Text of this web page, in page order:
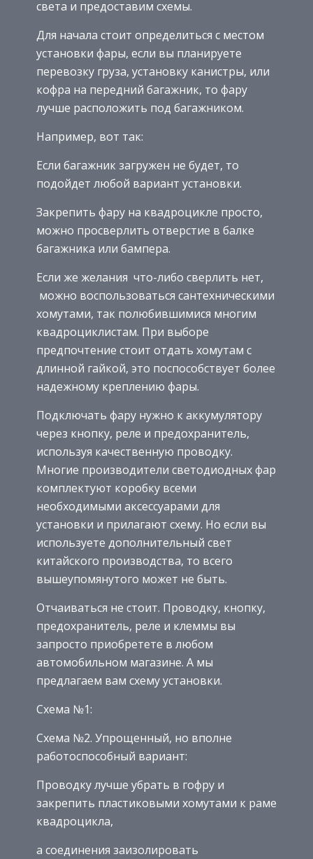
света и предоставим схемы.
Для начала стоит определиться с местом
установки фары, если вы планируете
перевозку груза, установку канистры, или
кофра на передний багажник, то фару
лучше расположить под багажником.
Например, вот так:
Если багажник загружен не будет, то
подойдет любой вариант установки.
Закрепить фару на квадроцикле просто,
можно просверлить отверстие в балке
багажника или бампера.
Если же желания что-либо сверлить нет,
можно воспользоваться сантехническими
хомутами, так полюбившимися многим
квадроциклистам. При выборе
предпочтение стоит отдать хомутам с
длинной гайкой, это поспособствует более
надежному креплению фары.
Подключать фару нужно к аккумулятору
через кнопку, реле и предохранитель,
используя качественную проводку.
Многие производители светодиодных фар
комплектуют коробку всеми
необходимыми аксессуарами для
установки и прилагают схему. Но если вы
используете дополнительный свет
китайского производства, то всего
вышеупомянутого может не быть.
Отчаиваться не стоит. Проводку, кнопку,
предохранитель, реле и клеммы вы
запросто приобретете в любом
автомобильном магазине. А мы
предлагаем вам схему установки.
Схема №1:
Схема №2. Упрощенный, но вполне
работоспособный вариант:
Проводку лучше убрать в гофру и
закрепить пластиковыми хомутами к раме
квадроцикла,
а соединения заизолировать